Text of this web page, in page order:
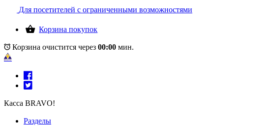
Для посетителей с ограниченными возможностями
Корзина покупок
Корзина очистится через 00:00 мин.
Касса BRAVO!
Разделы